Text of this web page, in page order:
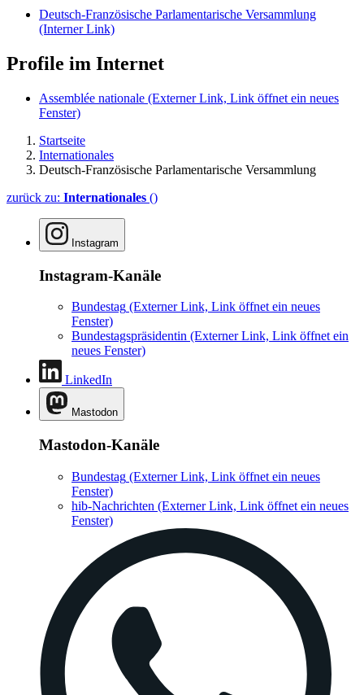
Deutsch-Französische Parlamentarische Versammlung
(Interner Link)
Profile im Internet
Assemblée nationale (Externer Link, Link öffnet ein neues
Fenster)
Startseite
Internationales
Deutsch-Französische Parlamentarische Versammlung
zurück zu: Internationales ()
Instagram
Instagram-Kanäle
Bundestag (Externer Link, Link öffnet ein neues
Fenster)
Bundestagspräsidentin (Externer Link, Link öffnet ein
neues Fenster)
LinkedIn
Mastodon
Mastodon-Kanäle
Bundestag (Externer Link, Link öffnet ein neues
Fenster)
hib-Nachrichten (Externer Link, Link öffnet ein neues
Fenster)